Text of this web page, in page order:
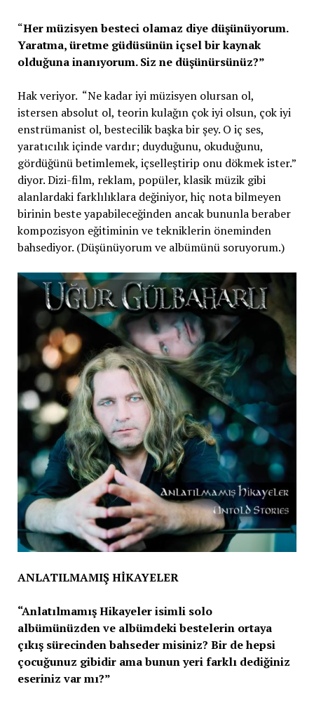
“Her müzisyen besteci olamaz diye düşünüyorum.
Yaratma, üretme güdüsünün içsel bir kaynak
olduğuna inanıyorum. Siz ne düşünürsünüz?”
Hak veriyor. “Ne kadar iyi müzisyen olursan ol,
istersen absolut ol, teorin kulağın çok iyi olsun, çok iyi
enstrümanist ol, bestecilik başka bir şey. O iç ses,
yaratıcılık içinde vardır; duyduğunu, okuduğunu,
gördüğünü betimlemek, içselleştirip onu dökmek ister.”
diyor. Dizi-film, reklam, popüler, klasik müzik gibi
alanlardaki farklılıklara değiniyor, hiç nota bilmeyen
birinin beste yapabileceğinden ancak bununla beraber
kompozisyon eğitiminin ve tekniklerin öneminden
bahsediyor. (Düşünüyorum ve albümünü soruyorum.)
ANLATILMAMIŞ HİKAYELER
“Anlatılmamış Hikayeler isimli solo
albümünüzden ve albümdeki bestelerin ortaya
çıkış sürecinden bahseder misiniz? Bir de hepsi
çocuğunuz gibidir ama bunun yeri farklı dediğiniz
eseriniz var mı?”